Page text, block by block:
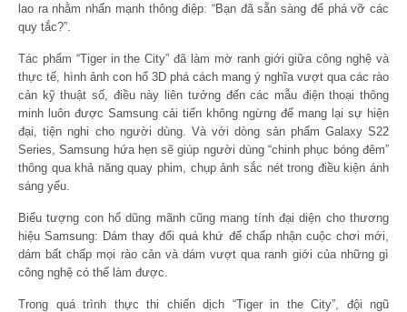
lao ra nhằm nhấn mạnh thông điệp: “Bạn đã sẵn sàng để phá vỡ các
quy tắc?”.
Tác phẩm “Tiger in the City” đã làm mờ ranh giới giữa công nghệ và
thực tế, hình ảnh con hổ 3D phá cách mang ý nghĩa vượt qua các rào
cản kỹ thuật số, điều này liên tưởng đến các mẫu điện thoại thông
minh luôn được Samsung cải tiến không ngừng để mang lại sự hiện
đại, tiện nghi cho người dùng. Và với dòng sản phẩm Galaxy S22
Series, Samsung hứa hẹn sẽ giúp người dùng “chinh phục bóng đêm”
thông qua khả năng quay phim, chụp ảnh sắc nét trong điều kiện ánh
sáng yếu.
Biểu tượng con hổ dũng mãnh cũng mang tính đại diện cho thương
hiệu Samsung: Dám thay đổi quá khứ để chấp nhận cuộc chơi mới,
dám bất chấp mọi rào cản và dám vượt qua ranh giới của những gì
công nghệ có thể làm được.
Trong quá trình thực thi chiến dịch “Tiger in the City”, đội ngũ